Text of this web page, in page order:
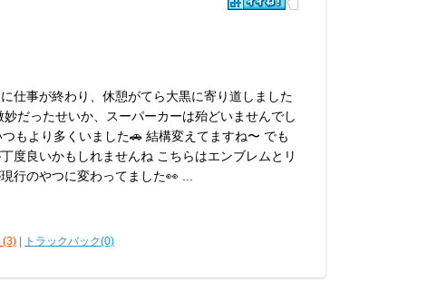
仕事が終わり、休憩がてら大黒に寄り道しました
だったせいか、スーパーカーは殆どいませんでし
もより多くいました🚗 結構変えてますね〜 でも
度良いかもしれませんね こちらはエンブレムとリ
行のやつに変わってました👀 ...
(3) トラックバック(0)